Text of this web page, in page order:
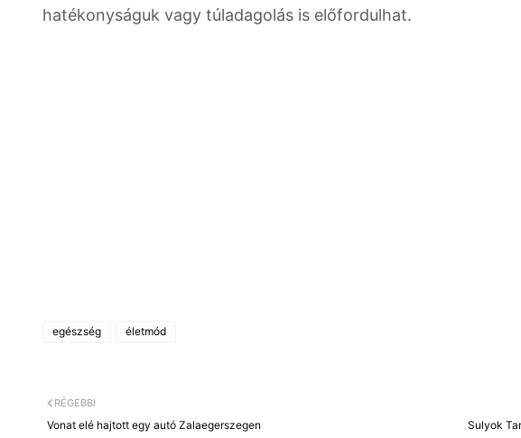
hatékonyságuk vagy túladagolás is előfordulhat.
egészség életmód
Sulyok
RÉGEBBI
Vonat elé hajtott egy autó Zalaegerszegen